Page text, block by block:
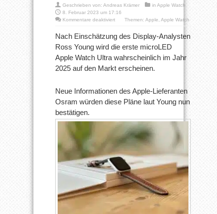
Geschrieben von: Andreas Krämer in Apple Watch
8. Februar 2023 um 17:16
Kommentare deaktiviertfür
Apple
Watch
Ultra
2025
erscheinen
Themen: Apple, Apple Watch
Nach Einschätzung des Display-Analysten
Ross Young wird die erste microLED
Apple Watch Ultra wahrscheinlich im Jahr
2025 auf den Markt erscheinen.
Neue Informationen des Apple-Lieferanten
Osram würden diese Pläne laut Young nun
bestätigen.